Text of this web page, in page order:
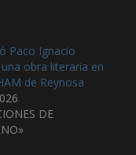
Paco Ignacio
obra literaria en
de Reynosa
DE